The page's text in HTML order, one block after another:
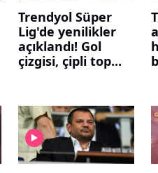
Trendyol Süper
Lig'de yenilikler
açıklandı! Gol
çizgisi, çipli top...